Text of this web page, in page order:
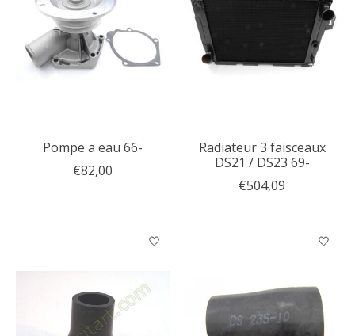
Pompe a eau 66-
€82,00
Radiateur 3 faisceaux
DS21 / DS23 69-
€504,09